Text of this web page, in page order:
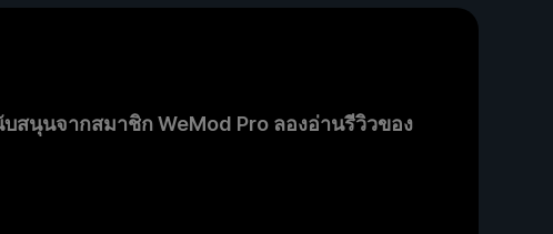
สนุนจากสมาชิก WeMod Pro ลองอ่านรีวิวของ